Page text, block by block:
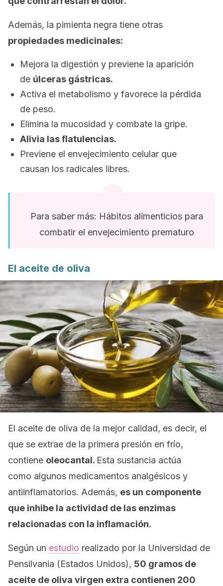
Además, la pimienta negra tiene otras
propiedades medicinales:
Mejora la digestión y previene la aparición
de úlceras gástricas.
Activa el metabolismo y favorece la pérdida
de peso.
Elimina la mucosidad y combate la gripe.
Alivia las flatulencias.
Previene el envejecimiento celular que
causan los radicales libres.
Para saber más: Hábitos alimenticios para
combatir el envejecimiento prematuro
El aceite de oliva
El aceite de oliva de la mejor calidad, es decir, el
que se extrae de la primera presión en frío,
contiene oleocantal. Esta sustancia actúa
como algunos medicamentos analgésicos y
antiinflamatorios. Además, es un componente
que inhibe la actividad de las enzimas
relacionadas con la inflamación.
Según un estudio realizado por la Universidad de
Pensilvania (Estados Unidos), 50 gramos de
aceite de oliva virgen extra contienen 200